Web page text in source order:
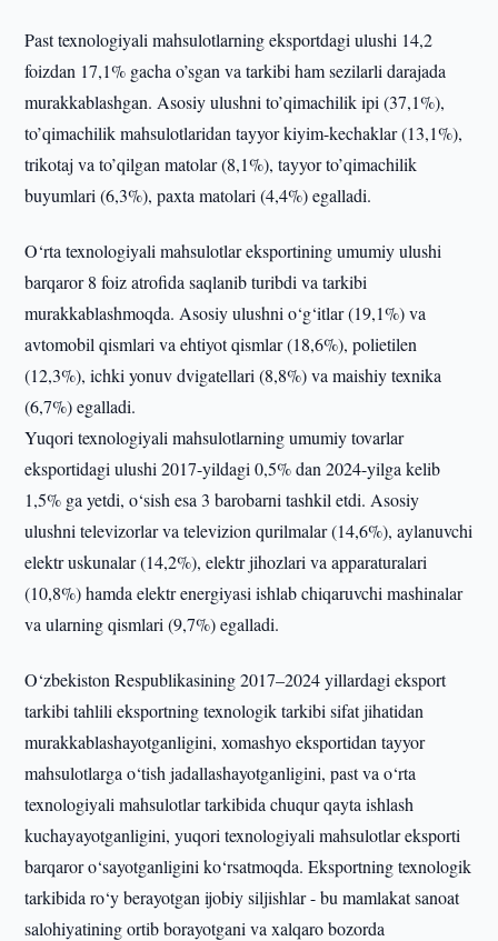
Past texnologiyali mahsulotlarning eksportdagi ulushi 14,2
foizdan 17,1% gacha o’sgan va tarkibi ham sezilarli darajada
murakkablashgan. Asosiy ulushni to’qimachilik ipi (37,1%),
to’qimachilik mahsulotlaridan tayyor kiyim-kechaklar (13,1%),
trikotaj va to’qilgan matolar (8,1%), tayyor to’qimachilik
buyumlari (6,3%), paxta matolari (4,4%) egalladi.
O‘rta texnologiyali mahsulotlar eksportining umumiy ulushi
barqaror 8 foiz atrofida saqlanib turibdi va tarkibi
murakkablashmoqda. Asosiy ulushni o‘g‘itlar (19,1%) va
avtomobil qismlari va ehtiyot qismlar (18,6%), polietilen
(12,3%), ichki yonuv dvigatellari (8,8%) va maishiy texnika
(6,7%) egalladi.
Yuqori texnologiyali mahsulotlarning umumiy tovarlar
eksportidagi ulushi 2017-yildagi 0,5% dan 2024-yilga kelib
1,5% ga yetdi, o‘sish esa 3 barobarni tashkil etdi. Asosiy
ulushni televizorlar va televizion qurilmalar (14,6%), aylanuvchi
elektr uskunalar (14,2%), elektr jihozlari va apparaturalari
(10,8%) hamda elektr energiyasi ishlab chiqaruvchi mashinalar
va ularning qismlari (9,7%) egalladi.
O‘zbekiston Respublikasining 2017–2024 yillardagi eksport
tarkibi tahlili eksportning texnologik tarkibi sifat jihatidan
murakkablashayotganligini, xomashyo eksportidan tayyor
mahsulotlarga o‘tish jadallashayotganligini, past va o‘rta
texnologiyali mahsulotlar tarkibida chuqur qayta ishlash
kuchayayotganligini, yuqori texnologiyali mahsulotlar eksporti
barqaror o‘sayotganligini ko‘rsatmoqda. Eksportning texnologik
tarkibida ro‘y berayotgan ijobiy siljishlar - bu mamlakat sanoat
salohiyatining ortib borayotgani va xalqaro bozorda